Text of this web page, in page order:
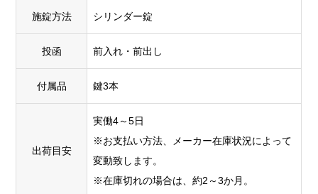
施錠方法 シリンダー錠
投函 前入れ・前出し
付属品 鍵3本
出荷目安
実働4～5日
※お支払い方法、メーカー在庫状況によって
変動致します。
※在庫切れの場合は、約2～3か月。